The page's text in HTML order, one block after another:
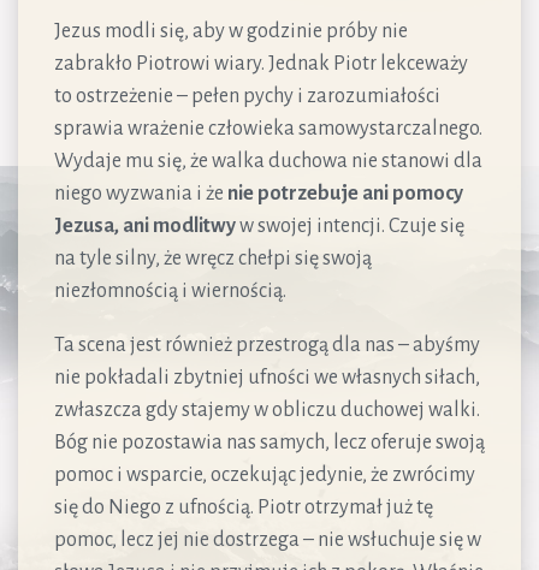
Jezus modli się, aby w godzinie próby nie
zabrakło Piotrowi wiary. Jednak Piotr lekceważy
to ostrzeżenie – pełen pychy i zarozumiałości
sprawia wrażenie człowieka samowystarczalnego.
Wydaje mu się, że walka duchowa nie stanowi dla
niego wyzwania i że nie potrzebuje ani pomocy
Jezusa, ani modlitwyw swojej intencji. Czuje się
na tyle silny, że wręcz chełpi się swoją
niezłomnością i wiernością.
Ta scena jest również przestrogą dla nas – abyśmy
nie pokładali zbytniej ufności we własnych siłach,
zwłaszcza gdy stajemy w obliczu duchowej walki.
Bóg nie pozostawia nas samych, lecz oferuje swoją
pomoc i wsparcie, oczekując jedynie, że zwrócimy
się do Niego z ufnością. Piotr otrzymał już tę
pomoc, lecz jej nie dostrzega – nie wsłuchuje się w